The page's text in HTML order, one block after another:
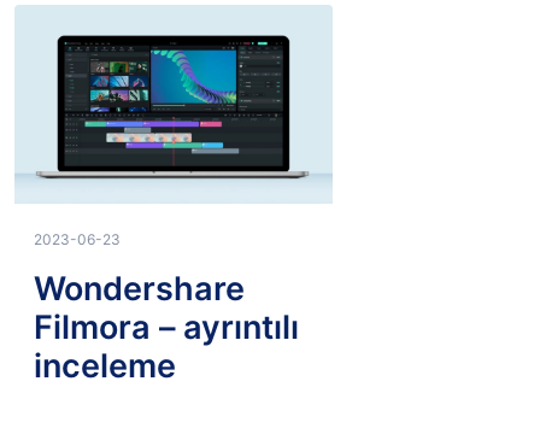
2023-06-23
Wondershare
Filmora – ayrıntılı
inceleme